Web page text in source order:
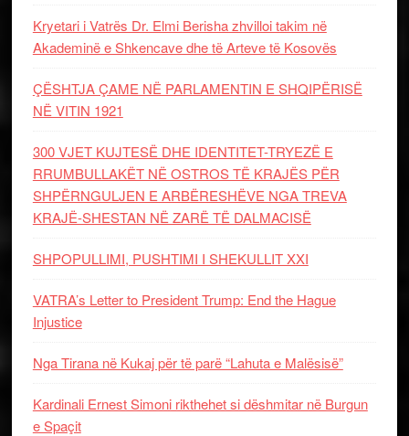
Kryetari i Vatrës Dr. Elmi Berisha zhvilloi takim në
Akademinë e Shkencave dhe të Arteve të Kosovës
ÇËSHTJA ÇAME NË PARLAMENTIN E SHQIPËRISË
NË VITIN 1921
300 VJET KUJTESË DHE IDENTITET-TRYEZË E
RRUMBULLAKËT NË OSTROS TË KRAJËS PËR
SHPËRNGULJEN E ARBËRESHËVE NGA TREVA
KRAJË-SHESTAN NË ZARË TË DALMACISË
SHPOPULLIMI, PUSHTIMI I SHEKULLIT XXI
VATRA’s Letter to President Trump: End the Hague
Injustice
Nga Tirana në Kukaj për të parë “Lahuta e Malësisë”
Kardinali Ernest Simoni rikthehet si dëshmitar në Burgun
e Spaçit